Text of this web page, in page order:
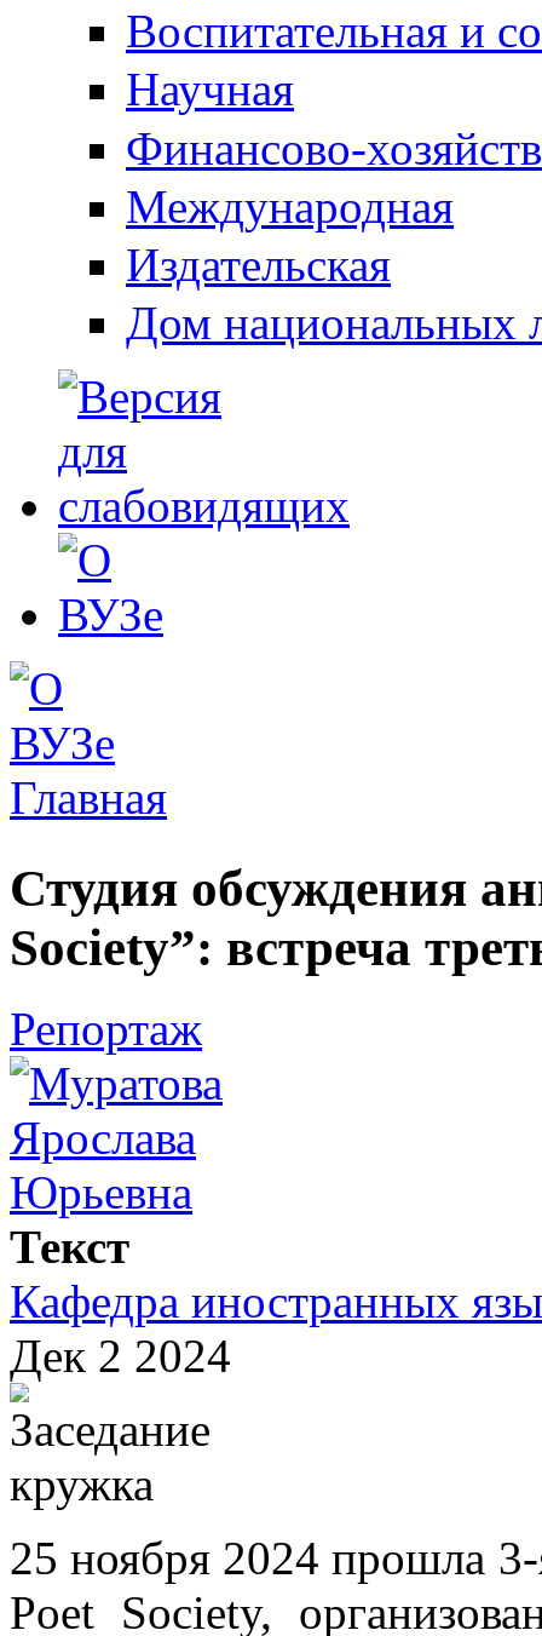
Воспитательная и
Научная
Финансово-
Международная
Издательская
Дом национальных
Вы здесь
Главная
Студия обсуждения
Society”: встреча
Репортаж
Текст
Кафедра иностранных
Дек 2 2024
25 ноября 2024 прошла 3-
Poet Society,